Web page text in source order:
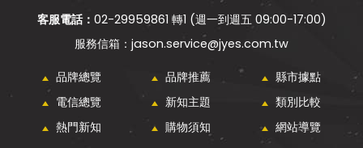
客服電話： 02-29959861 轉1 (週一到週五 09:00-17:00)
jason.service@jyes.com.tw
品牌總覽 品牌推薦
縣市據點
電信總覽
新知主題
類別比較
熱門新知
購物須知 網站導覽